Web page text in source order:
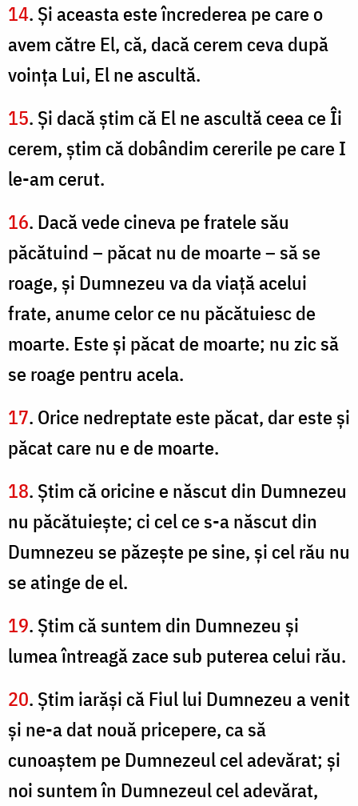
14. Şi aceasta este încrederea pe care o
avem către El, că, dacă cerem ceva după
voinţa Lui, El ne ascultă.
15. Şi dacă ştim că El ne ascultă ceea ce Îi
cerem, ştim că dobândim cererile pe care I
le-am cerut.
16. Dacă vede cineva pe fratele său
păcătuind – păcat nu de moarte – să se
roage, şi Dumnezeu va da viaţă acelui
frate, anume celor ce nu păcătuiesc de
moarte. Este şi păcat de moarte; nu zic să
se roage pentru acela.
17. Orice nedreptate este păcat, dar este şi
păcat care nu e de moarte.
18. Ştim că oricine e născut din Dumnezeu
nu păcătuieşte; ci cel ce s-a născut din
Dumnezeu se păzeşte pe sine, şi cel rău nu
se atinge de el.
19. Ştim că suntem din Dumnezeu şi
lumea întreagă zace sub puterea celui rău.
20. Ştim iarăşi că Fiul lui Dumnezeu a venit
şi ne-a dat nouă pricepere, ca să
cunoaştem pe Dumnezeul cel adevărat; şi
noi suntem în Dumnezeul cel adevărat,